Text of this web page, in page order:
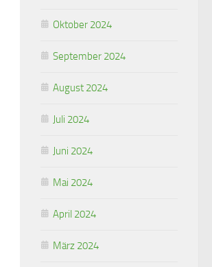
Oktober 2024
September 2024
August 2024
Juli 2024
Juni 2024
Mai 2024
April 2024
März 2024